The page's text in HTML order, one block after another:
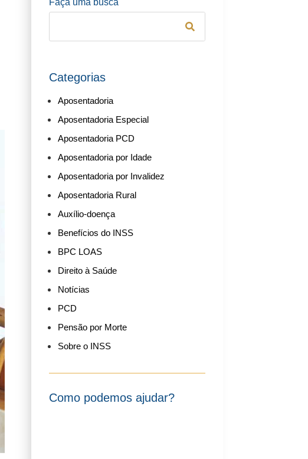
Faça uma busca
Categorias
Aposentadoria
Aposentadoria Especial
Aposentadoria PCD
Aposentadoria por Idade
Aposentadoria por Invalidez
Aposentadoria Rural
Auxílio-doença
Benefícios do INSS
BPC LOAS
Direito à Saúde
Notícias
PCD
Pensão por Morte
Sobre o INSS
Como podemos ajudar?